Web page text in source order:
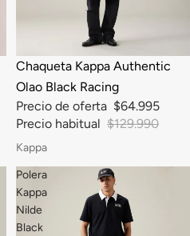
-50%
Chaqueta Kappa Authentic
Olao Black Racing
Precio de oferta $64.995
Precio habitual $129.990
Kappa
Polera
Kappa
Nilde
Black